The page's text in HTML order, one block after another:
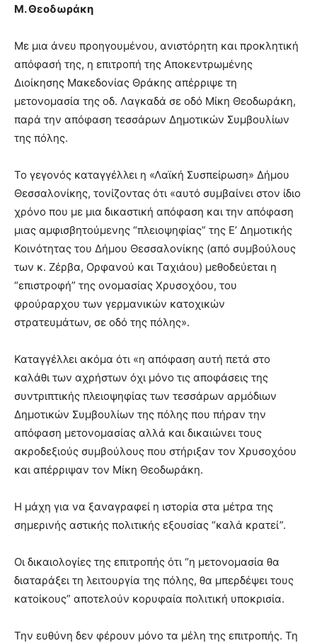
Μ. Θεοδωράκη
Με μια άνευ προηγουμένου, ανιστόρητη και προκλητική
απόφασή της, η επιτροπή της Αποκεντρωμένης
Διοίκησης Μακεδονίας Θράκης απέρριψε τη
μετονομασία της οδ. Λαγκαδά σε οδό Μίκη Θεοδωράκη,
παρά την απόφαση τεσσάρων Δημοτικών Συμβουλίων
της πόλης.
Το γεγονός καταγγέλλει η «Λαϊκή Συσπείρωση» Δήμου
Θεσσαλονίκης, τονίζοντας ότι «αυτό συμβαίνει στον ίδιο
χρόνο που με μια δικαστική απόφαση και την απόφαση
μιας αμφισβητούμενης “πλειοψηφίας” της Ε’ Δημοτικής
Κοινότητας του Δήμου Θεσσαλονίκης (από συμβούλους
των κ. Ζέρβα, Ορφανού και Ταχιάου) μεθοδεύεται η
“επιστροφή” της ονομασίας Χρυσοχόου, του
φρούραρχου των γερμανικών κατοχικών
στρατευμάτων, σε οδό της πόλης».
Καταγγέλλει ακόμα ότι «η απόφαση αυτή πετά στο
καλάθι των αχρήστων όχι μόνο τις αποφάσεις της
συντριπτικής πλειοψηφίας των τεσσάρων αρμόδιων
Δημοτικών Συμβουλίων της πόλης που πήραν την
απόφαση μετονομασίας αλλά και δικαιώνει τους
ακροδεξιούς συμβούλους που στήριξαν τον Χρυσοχόου
και απέρριψαν τον Μίκη Θεοδωράκη.
Η μάχη για να ξαναγραφεί η ιστορία στα μέτρα της
σημερινής αστικής πολιτικής εξουσίας “καλά κρατεί”.
Οι δικαιολογίες της επιτροπής ότι “η μετονομασία θα
διαταράξει τη λειτουργία της πόλης, θα μπερδέψει τους
κατοίκους” αποτελούν κορυφαία πολιτική υποκρισία.
Την ευθύνη δεν φέρουν μόνο τα μέλη της επιτροπής. Τη